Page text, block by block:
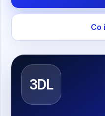
Co
3DL